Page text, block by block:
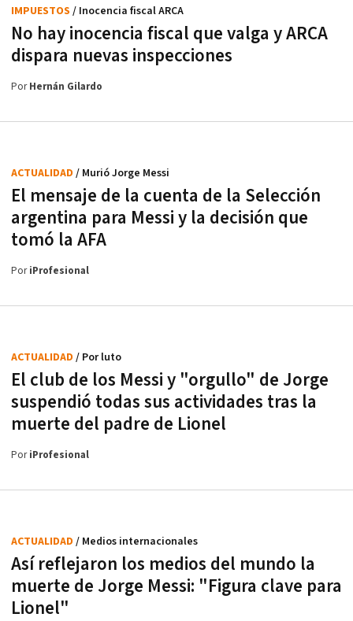
No hay inocencia fiscal que valga y ARCA
dispara nuevas inspecciones
IMPUESTOS / Inocencia fiscal ARCA
PorHernán Gilardo
El mensaje de la cuenta de la Selección
argentina para Messi y la decisión que
tomó la AFA
ACTUALIDAD / Murió Jorge Messi
PoriProfesional
El club de los Messi y "orgullo" de Jorge
suspendió todas sus actividades tras la
muerte del padre de Lionel
ACTUALIDAD / Por luto
PoriProfesional
Así reflejaron los medios del mundo la
muerte de Jorge Messi: "Figura clave para
Lionel"
ACTUALIDAD / Medios internacionales